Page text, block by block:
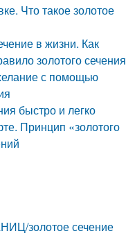
Что такое золотое
в жизни. Как
золотого сечения
с помощью
быстро и легко
Принцип «золотого
золотое сечение